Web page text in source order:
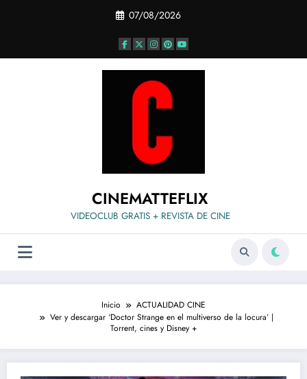
07/08/2026
CINEMATTEFLIX
VIDEOCLUB GRATIS + REVISTA DE CINE
Inicio
ACTUALIDAD CINE
Ver y descargar ‘Doctor Strange en el multiverso de la locura’ |
Torrent, cines y Disney +